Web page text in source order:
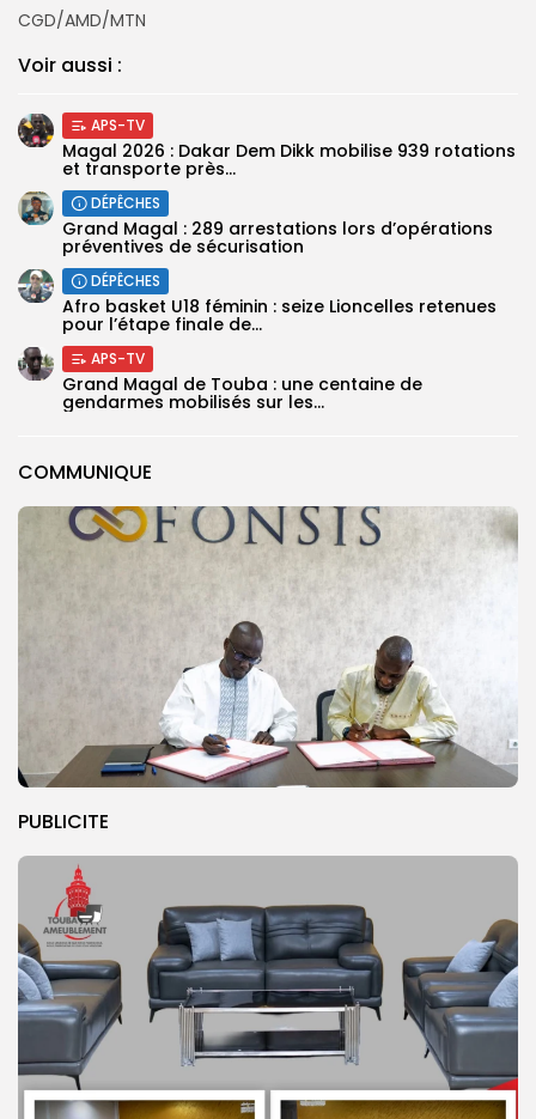
COMMUNIQUE
PUBLICITE
CGD/AMD/MTN
Voir aussi :
APS-TV
Magal 2026 : Dakar Dem Dikk mobilise 939 rotations
et transporte près...
DÉPÊCHES
Grand Magal : 289 arrestations lors d’opérations
préventives de sécurisation
DÉPÊCHES
‎Afro basket U18 féminin : seize Lioncelles retenues
pour l’étape finale de...
APS-TV
Grand Magal de Touba : une centaine de
gendarmes mobilisés sur les...